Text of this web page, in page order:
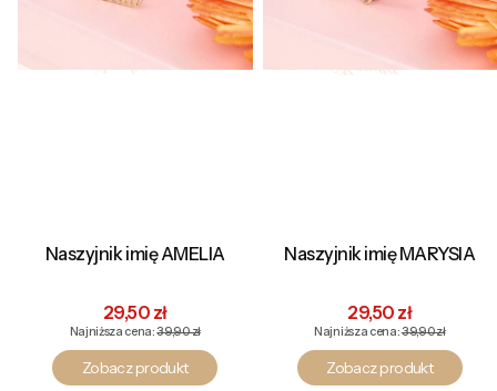
Naszyjnik imię AMELIA
Cena promocyjna
29,50 zł
Najniższa cena:39,90 zł
Zobacz produkt
Naszyjnik imię MARYSIA
Cena promocyjna
29,50 zł
Najniższa cena:39,90 zł
Zobacz produkt